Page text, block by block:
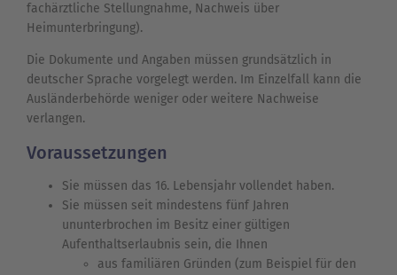
fachärztliche Stellungnahme, Nachweis über
Heimunterbringung).
Die Dokumente und Angaben müssen grundsätzlich in
deutscher Sprache vorgelegt werden. Im Einzelfall kann die
Ausländerbehörde weniger oder weitere Nachweise
verlangen.
Voraussetzungen
Sie müssen das 16. Lebensjahr vollendet haben.
Sie müssen seit mindestens fünf Jahren
ununterbrochen im Besitz einer gültigen
Aufenthaltserlaubnis sein, die Ihnen
aus familiären Gründen (zum Beispiel für den